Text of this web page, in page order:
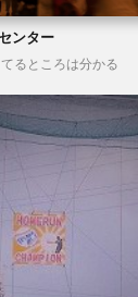
ンター
るところは分かる